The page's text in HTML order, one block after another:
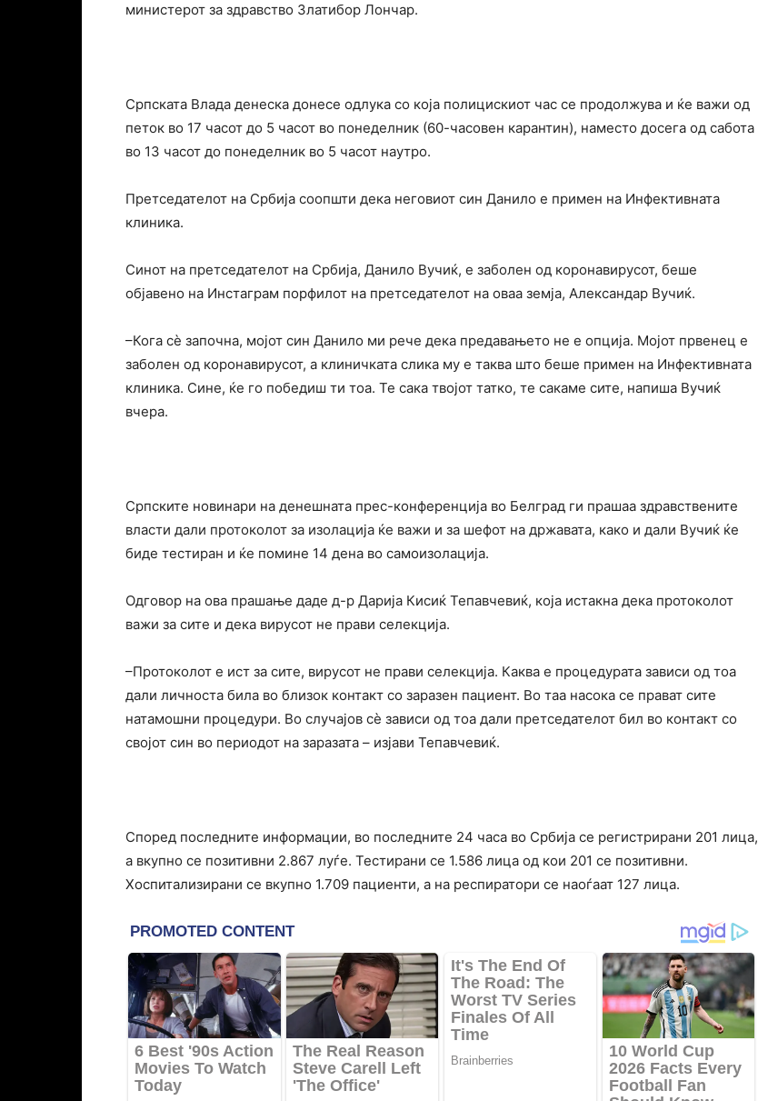
министерот за здравство Златибор Лончар.
Српската Влада денеска донесе одлука со која полицискиот час се продолжува и ќе важи од
петок во 17 часот до 5 часот во понеделник (60-часовен карантин), наместо досега од сабота
во 13 часот до понеделник во 5 часот наутро.
Претседателот на Србија соопшти дека неговиот син Данило е примен на Инфективната
клиника.
Синот на претседателот на Србија, Данило Вучиќ, е заболен од коронавирусот, беше
објавено на Инстаграм порфилот на претседателот на оваа земја, Александар Вучиќ.
–Кога сè започна, мојот син Данило ми рече дека предавањето не е опција. Мојот првенец е
заболен од коронавирусот, а клиничката слика му е таква што беше примен на Инфективната
клиника. Сине, ќе го победиш ти тоа. Те сака твојот татко, те сакаме сите, напиша Вучиќ
вчера.
Српските новинари на денешната прес-конференција во Белград ги прашаа здравствените
власти дали протоколот за изолација ќе важи и за шефот на државата, како и дали Вучиќ ќе
биде тестиран и ќе помине 14 дена во самоизолација.
Одговор на ова прашање даде д-р Дарија Кисиќ Тепавчевиќ, која истакна дека протоколот
важи за сите и дека вирусот не прави селекција.
–Протоколот е ист за сите, вирусот не прави селекција. Каква е процедурата зависи од тоа
дали личноста била во близок контакт со заразен пациент. Во таа насока се прават сите
натамошни процедури. Во случајов сè зависи од тоа дали претседателот бил во контакт со
својот син во периодот на заразата – изјави Тепавчевиќ.
Според последните информации, во последните 24 часа во Србија се регистрирани 201 лица,
а вкупно се позитивни 2.867 луѓе. Тестирани се 1.586 лица од кои 201 се позитивни.
Хоспитализирани се вкупно 1.709 пациенти, а на респиратори се наоѓаат 127 лица.